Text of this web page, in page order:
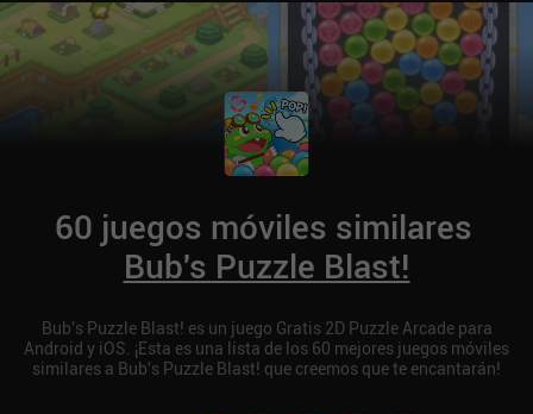
60 juegos móviles similares
Bub's Puzzle Blast!
Bub's Puzzle Blast! es un juego Gratis 2D Puzzle Arcade para
Android y iOS. ¡Esta es una lista de los 60 mejores juegos móviles
similares a Bub's Puzzle Blast! que creemos que te encantarán!